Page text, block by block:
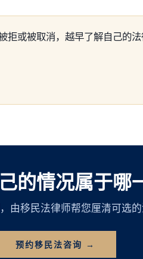
或被取消，越早了解自己的
的情况属于哪
由移民法律师帮您厘清可选的
预约移民法咨询 →